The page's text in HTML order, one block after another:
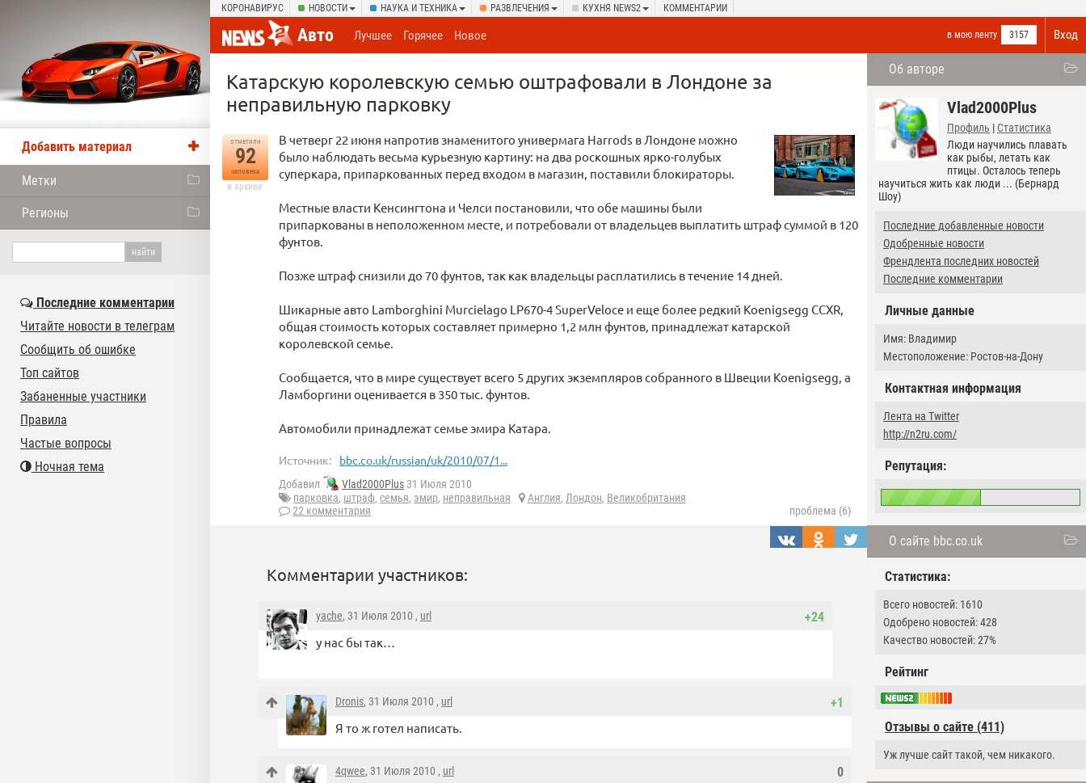
КОРОНАВИРУС НОВОСТИ НАУКА И ТЕХНИКА РАЗВЛЕЧЕНИЯ КУХНЯ NEWS2 КОММЕНТАРИИ
Вход
Авто в мою ленту 3157
Лучшее Горячее Новое
Об авторе
Vlad2000Plus
Профиль | Статистика
Люди научились плавать
как рыбы, летать как
птицы. Осталось теперь
научиться жить как люди ... (Бернард
Шоу)
Последние добавленные новости
Одобренные новости
Френдлента последних новостей
Последние комментарии
Личные данные
Имя: Владимир
Местоположение: Ростов-на-Дону
Контактная информация
Лента на Twitter
http://n2ru.com/
Репутация:
О сайте bbc.co.uk
Статистика:
Всего новостей: 1610
Одобрено новостей: 428
Качество новостей: 27%
Рейтинг
Отзывы о сайте (411)
Уж лучше сайт такой, чем никакого.
Катарскую королевскую семью оштрафовали в Лондоне за
неправильную парковку
отметили
92
человека
в архиве
В четверг 22 июня напротив знаменитого универмага Harrods в Лондоне можно
было наблюдать весьма курьезную картину: на два роскошных ярко-голубых
суперкара, припаркованных перед входом в магазин, поставили блокираторы.
Местные власти Кенсингтона и Челси постановили, что обе машины были
припаркованы в неположенном месте, и потребовали от владельцев выплатить штраф суммой в 120
фунтов.
Позже штраф снизили до 70 фунтов, так как владельцы расплатились в течение 14 дней.
Шикарные авто Lamborghini Murcielago LP670-4 SuperVeloce и еще более редкий Koenigsegg CCXR,
общая стоимость которых составляет примерно 1,2 млн фунтов, принадлежат катарской
королевской семье.
Сообщается, что в мире существует всего 5 других экземпляров собранного в Швеции Koenigsegg, а
Ламборгини оценивается в 350 тыс. фунтов.
Автомобили принадлежат семье эмира Катара.
Источник: bbc.co.uk/russian/uk/2010/07/1...
Добавил Vlad2000Plus 31 Июля 2010
парковка, штраф, семья, эмир, неправильная Англия, Лондон, Великобритания
22 комментария
проблема (6)
Комментарии участников:
+24
yache, 31 Июля 2010 , url
у нас бы так…
+1
Dronis, 31 Июля 2010 , url
Я то ж готел написать.
0
4qwee, 31 Июля 2010 , url
Добавить материал
Метки
Регионы
Последние комментарии
Читайте новости в телеграм
Сообщить об ошибке
Топ сайтов
Забаненные участники
Правила
Частые вопросы
Ночная тема